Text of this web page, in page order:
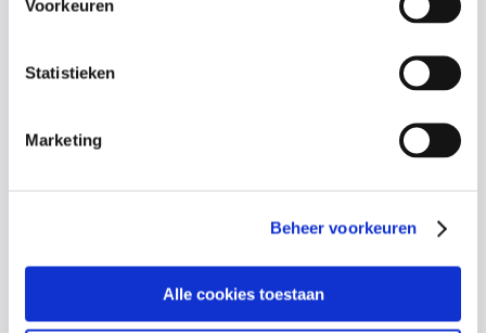
Voorkeuren
Statistieken
Marketing
Beheer voorkeuren
Alle cookies toestaan
00:00 00:30